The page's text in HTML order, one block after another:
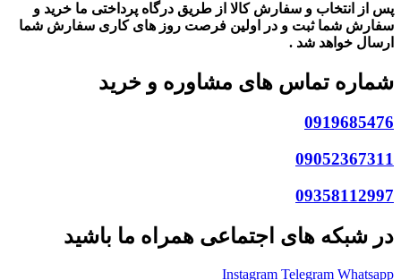
پس از انتخاب و سفارش کالا از طریق درگاه پرداختی ما خرید و
سفارش شما ثبت و در اولین فرصت روز های کاری سفارش شما
ارسال خواهد شد .
شماره تماس های مشاوره و خرید
0919685476
09052367311
09358112997
در شبکه های اجتماعی همراه ما باشید
Instagram Telegram Whatsapp